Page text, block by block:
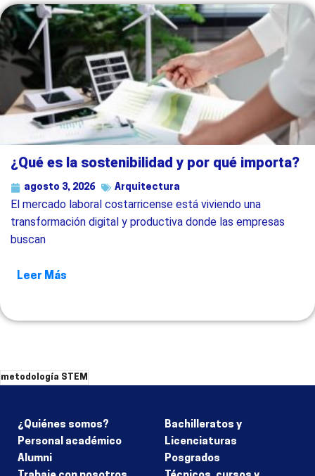
¿Qué es la sostenibilidad y por qué importa?
agosto 3, 2026 Arquitectura
El mercado laboral costarricense está viviendo una
transformación digital y productiva donde las empresas
buscan
Leer Más
metodología STEM
¿Quiénes somos?
Personal académico
Alumni
Bachilleratos y
Licenciaturas
Posgrados